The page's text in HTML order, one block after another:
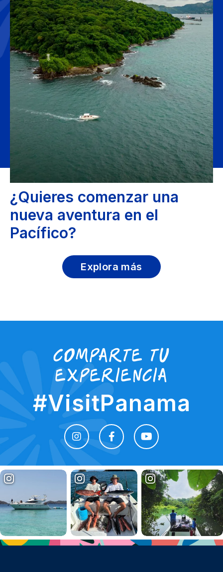
¿Quieres comenzar una
nueva aventura en el
Pacífico?
Explora más
Comparte tu
experiencia
#VisitPanama